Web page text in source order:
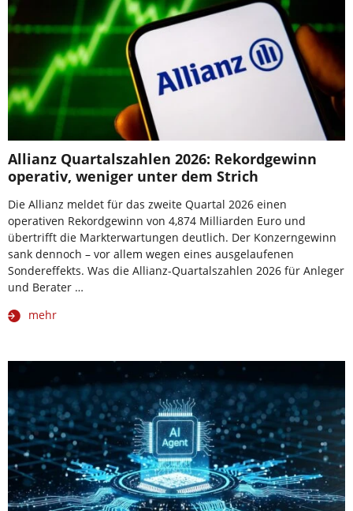
Allianz Quartalszahlen 2026: Rekordgewinn
operativ, weniger unter dem Strich
Die Allianz meldet für das zweite Quartal 2026 einen
operativen Rekordgewinn von 4,874 Milliarden Euro und
übertrifft die Markterwartungen deutlich. Der Konzerngewinn
sank dennoch – vor allem wegen eines ausgelaufenen
Sondereffekts. Was die Allianz-Quartalszahlen 2026 für Anleger
und Berater …
mehr